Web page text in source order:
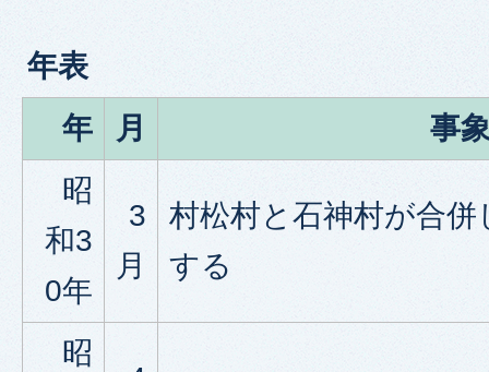
年表
年
月
事
昭
和3
0年
3
月
村松村と石神村が合
する
昭